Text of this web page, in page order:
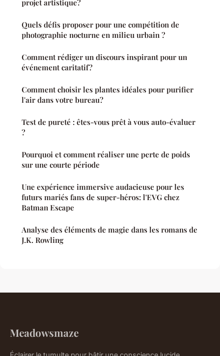
projet artistique?
Quels défis proposer pour une compétition de
photographie nocturne en milieu urbain ?
Comment rédiger un discours inspirant pour un
événement caritatif?
Comment choisir les plantes idéales pour purifier
l'air dans votre bureau?
Test de pureté : êtes-vous prêt à vous auto-évaluer
?
Pourquoi et comment réaliser une perte de poids
sur une courte période
Une expérience immersive audacieuse pour les
futurs mariés fans de super-héros: l'EVG chez
Batman Escape
Analyse des éléments de magie dans les romans de
J.K. Rowling
Meadowsmaze